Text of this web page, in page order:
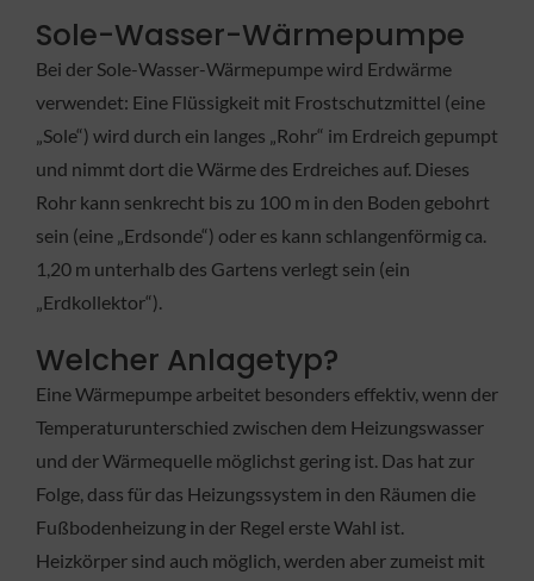
Sole-Wasser-Wärmepumpe
Bei der Sole-Wasser-Wärmepumpe wird Erdwärme
verwendet: Eine Flüssigkeit mit Frostschutzmittel (eine
„Sole“) wird durch ein langes „Rohr“ im Erdreich gepumpt
und nimmt dort die Wärme des Erdreiches auf. Dieses
Rohr kann senkrecht bis zu 100 m in den Boden gebohrt
sein (eine „Erdsonde“) oder es kann schlangenförmig ca.
1,20 m unterhalb des Gartens verlegt sein (ein
„Erdkollektor“).
Welcher Anlagetyp?
Eine Wärmepumpe arbeitet besonders effektiv, wenn der
Temperaturunterschied zwischen dem Heizungswasser
und der Wärmequelle möglichst gering ist. Das hat zur
Folge, dass für das Heizungssystem in den Räumen die
Fußbodenheizung in der Regel erste Wahl ist.
Heizkörper sind auch möglich, werden aber zumeist mit